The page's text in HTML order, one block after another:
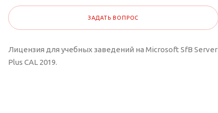
ЗАДАТЬ ВОПРОС
Лицензия для учебных заведений на Microsoft SfB Server
Plus CAL 2019.